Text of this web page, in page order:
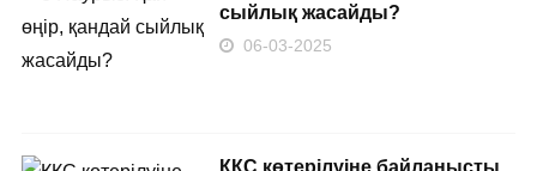
сыйлық жасайды?
06-03-2025
ҚҚС көтерілуіне байланысты